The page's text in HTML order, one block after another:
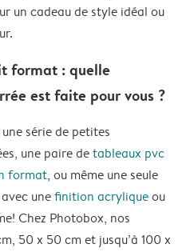
un cadeau de style idéal ou
format : quelle
est faite pour vous ?
série de petites
une paire detableaux pvc
format, ou même une seule
unefinition acryliqueou
Chez Photobox, nos
50 x 50 cm et jusqu’à 100 x